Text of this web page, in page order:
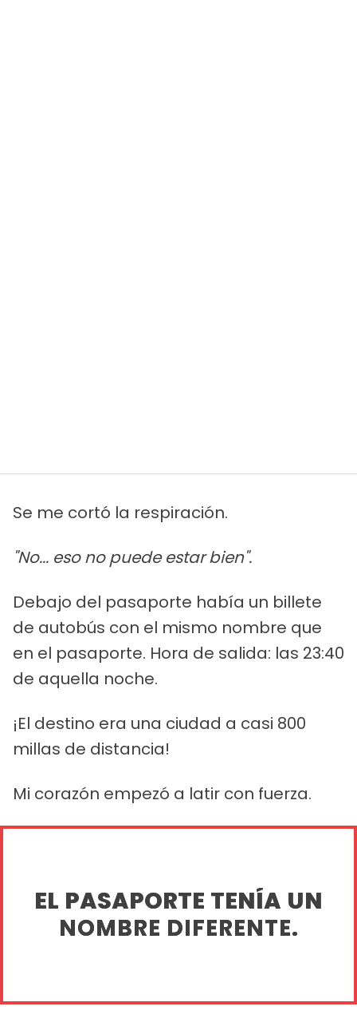
Se me cortó la respiración.
"No... eso no puede estar bien".
Debajo del pasaporte había un billete
de autobús con el mismo nombre que
en el pasaporte. Hora de salida: las 23:40
de aquella noche.
¡El destino era una ciudad a casi 800
millas de distancia!
Mi corazón empezó a latir con fuerza.
EL PASAPORTE TENÍA UN
NOMBRE DIFERENTE.